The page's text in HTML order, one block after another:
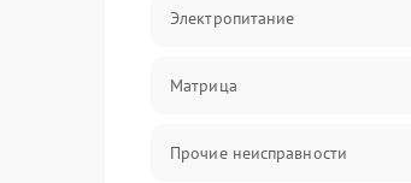
Электропитание
Матрица
Прочие неисправности